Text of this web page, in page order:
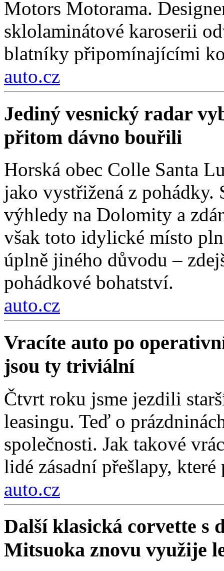
Motors Motorama.
sklolaminátové karoserii
blatníky připomínajícími
auto.cz
Jediný vesnický radar
přitom dávno bouřili
Horská obec Colle Santa
jako vystřižená z pohádky.
výhledy na Dolomity a
však toto idylické místo
úplně jiného důvodu –
pohádkové bohatství.
auto.cz
Vracíte auto po
jsou ty triviální
Čtvrt roku jsme jezdili
leasingu. Teď o
společnosti. Jak takové
lidé zásadní přešlapy,
auto.cz
Další klasická corvette s
Mitsuoka znovu využije